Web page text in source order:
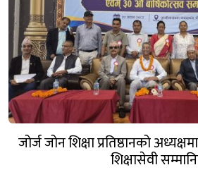
जोर्ज जोन शिक्षा प्रतिष्ठानको
शिक्षासेवी